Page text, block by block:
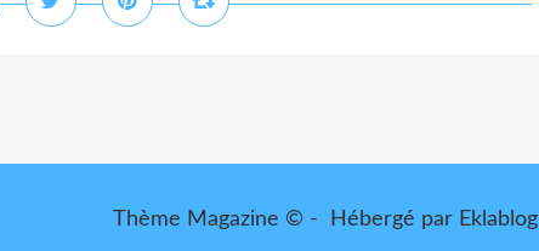
Thème Magazine © - Hébergé par Eklablog